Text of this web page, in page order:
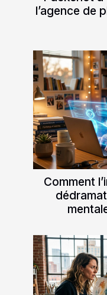
l’agence de
Comment